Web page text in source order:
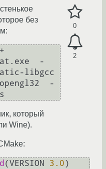
0
2
без
-
libgcc
-
который
Wine).
(VERSION 3.0
)